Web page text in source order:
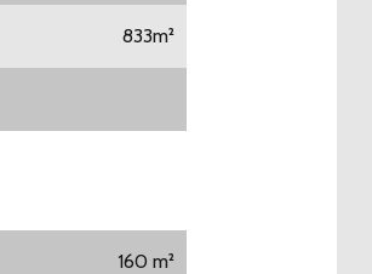
833m²
160 m²